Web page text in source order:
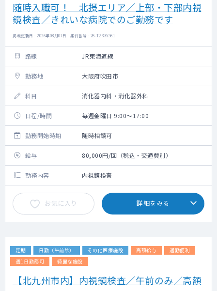
随時入職可！ 北摂エリア／上部・下部内視
鏡検査／きれいな病院でのご勤務です
掲載更新日 : 2026年08月07日 案件番号 : 26-TZ335561
路線 JR東海道線
勤務地 大阪府吹田市
科目 消化器内科・消化器外科
日程/時間 毎週金曜日 9:00～17:00
勤務開始時期 随時相談可
給与 80,000円/回（税込・交通費別）
勤務内容 内視鏡検査
お気に入り 詳細をみる
定期 日勤（午前診） その他医療施設 高額給与
通勤便利
週1日勤務可
綺麗な施設
【北九州市内】内視鏡検査／午前のみ／高額